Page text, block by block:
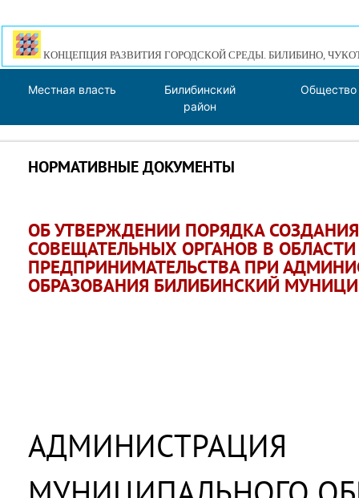
КОНЦЕПЦИЯ РАЗВИТИЯ ГОРОДСКОЙ СРЕДЫ. БИЛИБИНО,
Местная власть
Билибинский
район
Общество
НОРМАТИВНЫЕ ДОКУМЕНТЫ
ОБ УТВЕРЖДЕНИИ ПОРЯДКА
СОВЕЩАТЕЛЬНЫХ ОРГАНОВ В
ПРЕДПРИНИМАТЕЛЬСТВА ПРИ
ОБРАЗОВАНИЯ БИЛИБИНСКИЙ
АДМИНИСТРАЦИЯ